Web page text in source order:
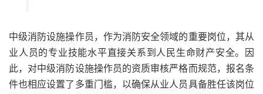
中级消防设施操作员，作为消防安全领域的重要岗位，其从
业人员的专业技能水平直接关系到人民生命财产安全。因
此，对中级消防设施操作员的资质审核严格而规范，报名条
件也相应设置了多重门槛，以确保从业人员具备胜任该岗位